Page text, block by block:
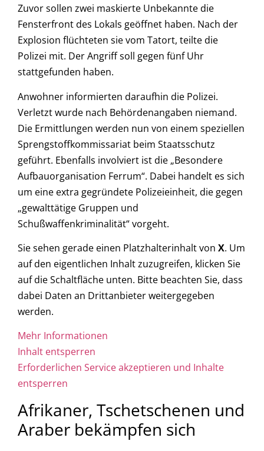
Zuvor sollen zwei maskierte Unbekannte die
Fensterfront des Lokals geöffnet haben. Nach der
Explosion flüchteten sie vom Tatort, teilte die
Polizei mit. Der Angriff soll gegen fünf Uhr
stattgefunden haben.
Anwohner informierten daraufhin die Polizei.
Verletzt wurde nach Behördenangaben niemand.
Die Ermittlungen werden nun von einem speziellen
Sprengstoffkommissariat beim Staatsschutz
geführt. Ebenfalls involviert ist die „Besondere
Aufbauorganisation Ferrum“. Dabei handelt es sich
um eine extra gegründete Polizeieinheit, die gegen
„gewalttätige Gruppen und
Schußwaffenkriminalität“ vorgeht.
Sie sehen gerade einen Platzhalterinhalt von X. Um
auf den eigentlichen Inhalt zuzugreifen, klicken Sie
auf die Schaltfläche unten. Bitte beachten Sie, dass
dabei Daten an Drittanbieter weitergegeben
werden.
Mehr Informationen
Inhalt entsperren
Erforderlichen Service akzeptieren und Inhalte
entsperren
Afrikaner, Tschetschenen und
Araber bekämpfen sich